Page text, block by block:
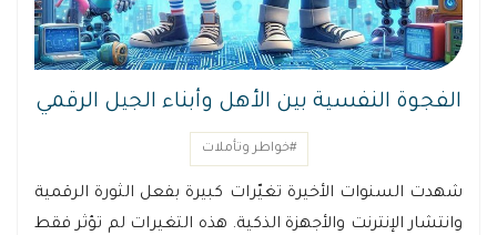
الفجوة النفسية بين الأهل وأبناء الجيل الرقمي
#خواطر وتأملات
شهدت السنوات الأخيرة تغيّرات كبيرة بفعل الثورة الرقمية
وانتشار الإنترنت والأجهزة الذكية. هذه التغيرات لم تؤثر فقط